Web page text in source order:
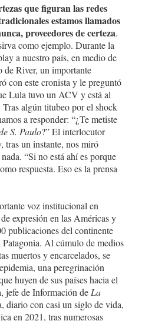
que figuran las redes
estamos llamados
proveedores de certeza.
como ejemplo. Durante la
a nuestro país, en medio de
de River, un importante
con este cronista y le preguntó
Lula tuvo un ACV y está al
Tras algún titubeo por el shock
a responder: “¿Te metiste
S. Paulo?” El interlocutor
tras un instante, nos miró
“Si no está ahí es porque
respuesta. Eso es la prensa
voz institucional en
expresión en las Américas y
publicaciones del continente
Patagonia. Al cúmulo de medios
muertos y encarcelados, se
una peregrinación
huyen de sus países hacia el
jefe de Información de La
diario con casi un siglo de vida,
en 2021, tras numerosas